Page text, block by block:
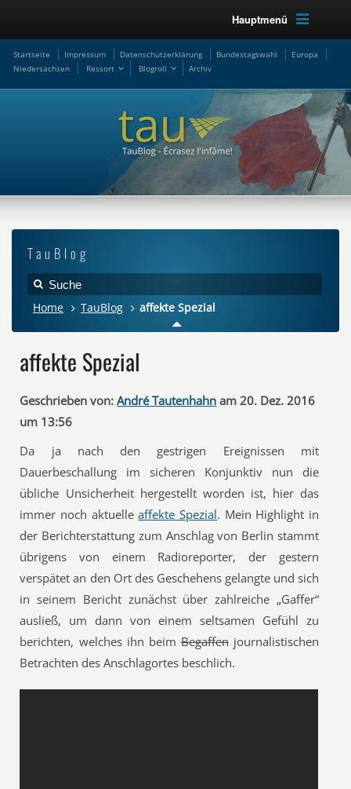
Hauptmenü
Startseite Impressum Datenschutzerklärung Bundestagswahl
Europa
Niedersachsen
Ressort Blogroll Archiv
TauBlog
Home TauBlog affekte Spezial
affekte Spezial
Geschrieben von: André Tautenhahn am 20. Dez. 2016
um 13:56
Da ja nach den gestrigen Ereignissen mit
Dauerbeschallung im sicheren Konjunktiv nun die
übliche Unsicherheit hergestellt worden ist, hier das
immer noch aktuelleaffekte Spezial. Mein Highlight in
der Berichterstattung zum Anschlag von Berlin stammt
übrigens von einem Radioreporter, der gestern
verspätet an den Ort des Geschehens gelangte und sich
in seinem Bericht zunächst über zahlreiche „Gaffer“
ausließ, um dann von einem seltsamen Gefühl zu
berichten, welches ihn beimBegaffenjournalistischen
Betrachten des Anschlagortes beschlich.